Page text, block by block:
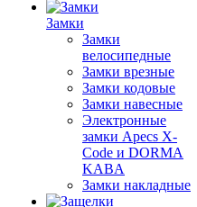
Замки
Замки
велосипедные
Замки врезные
Замки кодовые
Замки навесные
Электронные
замки Apecs X-
Code и DORMA
KABA
Замки накладные